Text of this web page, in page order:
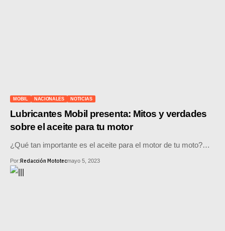
MOBIL NACIONALES NOTICIAS
Lubricantes Mobil presenta: Mitos y verdades
sobre el aceite para tu motor
¿Qué tan importante es el aceite para el motor de tu moto?…
Por:Redacción Mototecmayo 5, 2023